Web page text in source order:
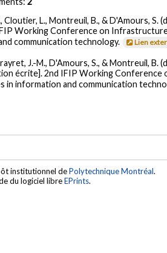
Cloutier, L., Montreuil, B., & D'Amours, S.
Working Conference on
communication technology.
Lien
J.-M., D'Amours, S., & Montreuil, B.
écrite]. 2nd IFIP Working
in information and communication
institutionnel dePolytechnique Montréal.
du logiciel libreEPrints.